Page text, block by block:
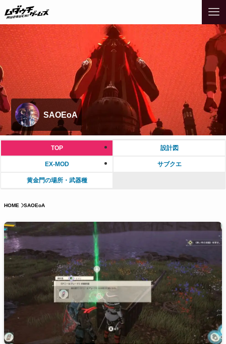
SAOEoA
TOP 設計図
EX-MOD サブクエ
黄金門の場所・武器種
HOME SAOEoA